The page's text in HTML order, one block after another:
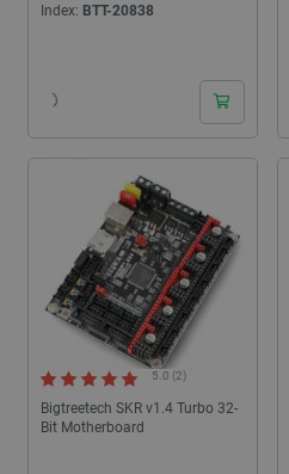
Index: BTT-20838
Bigtreetech SKR v1.4 Turbo 32-
Bit Motherboard
5.0 (2)